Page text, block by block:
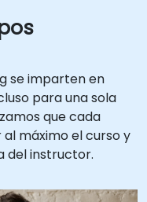
se imparten en
para una sola
que cada
máximo el curso y
del instructor.